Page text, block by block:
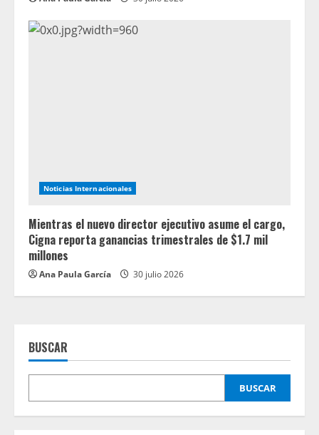
Noticias Internacionales
Mientras el nuevo director ejecutivo asume el cargo,
Cigna reporta ganancias trimestrales de $1.7 mil
millones
Ana Paula García 30 julio 2026
BUSCAR
BUSCAR